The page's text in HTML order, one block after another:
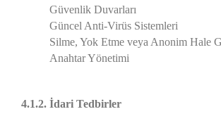
Güvenlik Duvarları
Güncel Anti-Virüs Sistemleri
Silme, Yok Etme veya Anonim Hale
Anahtar Yönetimi
4.1.2. İdari Tedbirler